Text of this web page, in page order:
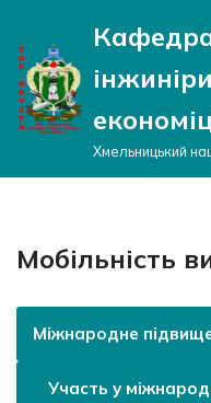
Перейти
до
вмісту
Хмельницький
Мобільність
Міжнародне
Участь у